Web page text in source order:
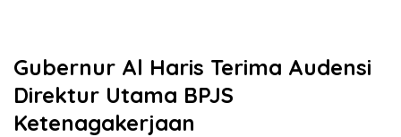
Gubernur Al Haris Terima Audensi
Direktur Utama BPJS
Ketenagakerjaan